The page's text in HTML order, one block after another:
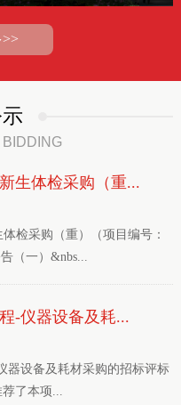
生体检采购（重...
检采购（重）（项目编号：
（一）&nbs...
-仪器设备及耗...
器设备及耗材采购的招标评标
了本项...